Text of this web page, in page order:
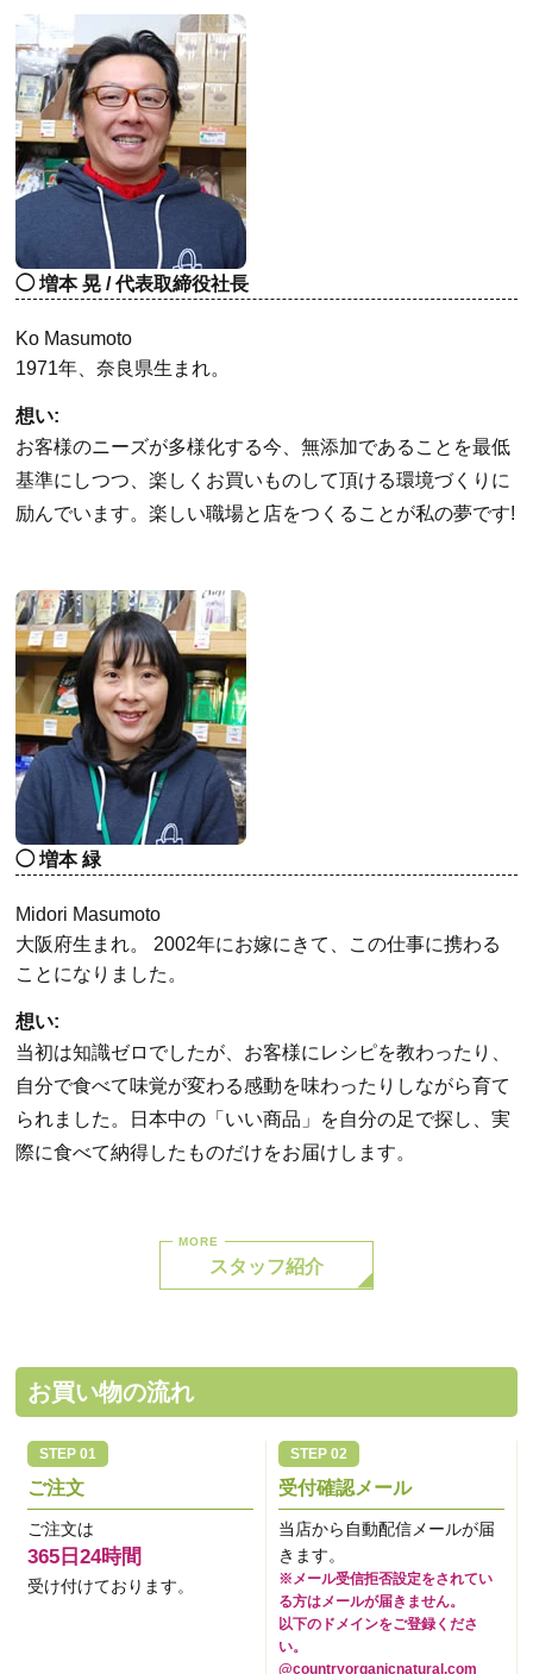
増本 晃 / 代表取締役社長
Ko Masumoto
1971年、奈良県生まれ。
想い:
お客様のニーズが多様化する今、無添加であることを最低
基準にしつつ、楽しくお買いものして頂ける環境づくりに
励んでいます。楽しい職場と店をつくることが私の夢です!
増本 緑
Midori Masumoto
大阪府生まれ。 2002年にお嫁にきて、この仕事に携わる
ことになりました。
想い:
当初は知識ゼロでしたが、お客様にレシピを教わったり、
自分で食べて味覚が変わる感動を味わったりしながら育て
られました。日本中の「いい商品」を自分の足で探し、実
際に食べて納得したものだけをお届けします。
スタッフ紹介
お買い物の流れ
ご注文
ご注文は
365日24時間
受け付けております。
受付確認メール
当店から自動配信メールが届
きます。
※メール受信拒否設定をされてい
る方はメールが届きません。
以下のドメインをご登録くださ
い。
@countryorganicnatural.com